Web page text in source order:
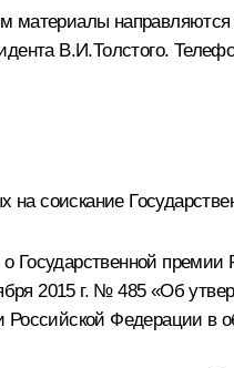
В.И.Толстого.
соискание
2015 г. № 485 «Об
Федерации в